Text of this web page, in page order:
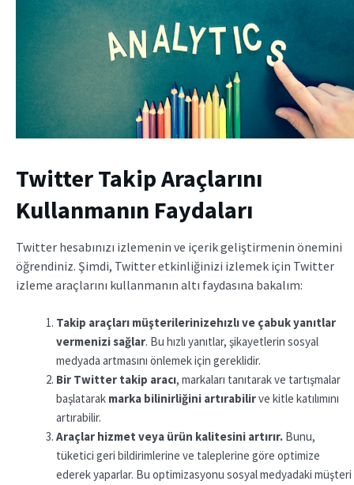
Twitter Takip Araçlarını
Kullanmanın Faydaları
Twitter hesabınızı izlemenin ve içerik geliştirmenin önemini
öğrendiniz. Şimdi, Twitter etkinliğinizi izlemek için Twitter
izleme araçlarını kullanmanın altı faydasına bakalım:
Takip araçları müşterilerinizehızlı ve çabuk yanıtlar
vermenizi sağlar. Bu hızlı yanıtlar, şikayetlerin sosyal
medyada artmasını önlemek için gereklidir.
Bir Twitter takip aracı, markaları tanıtarak ve tartışmalar
başlatarak marka bilinirliğini artırabilirve kitle katılımını
artırabilir.
Araçlar hizmet veya ürün kalitesini artırır. Bunu,
tüketici geri bildirimlerine ve taleplerine göre optimize
ederek yaparlar. Bu optimizasyonu sosyal medyadaki müşteri